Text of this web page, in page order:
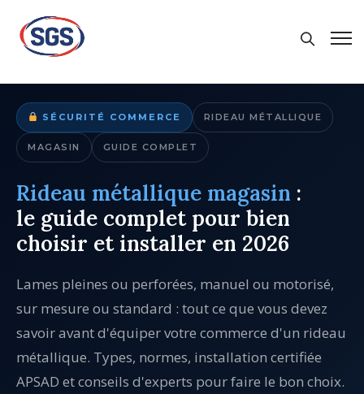
← Blog Groupe SGS Copier le lien
SÉCURITÉ COMMERCE RIDEAU MÉTALLIQUE
MAGASIN GUIDE COMPLET
Rideau métallique magasin :
le guide complet pour bien
choisir et installer en 2026
Lames pleines ou perforées, manuel ou motorisé,
sur mesure ou standard : tout ce que vous devez
savoir avant d'équiper votre commerce d'un rideau
métallique. Types, normes, installation certifiée
APSAD et conseils d'experts pour faire le bon choix.